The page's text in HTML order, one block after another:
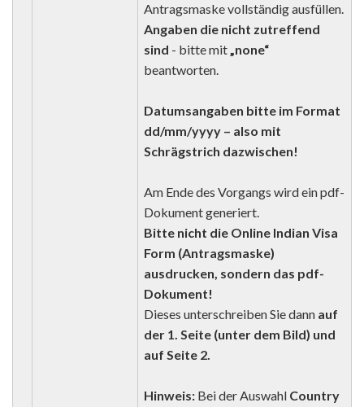
Antragsmaske vollständig ausfüllen.
Angaben die nicht zutreffend
sind - bitte mit„none“
beantworten.
Datumsangaben bitte im Format
dd/mm/yyyy – also mit
Schrägstrich dazwischen!
Am Ende des Vorgangs wird ein pdf-
Dokument generiert.
Bitte nicht die Online Indian Visa
Form (Antragsmaske)
ausdrucken, sondern das pdf-
Dokument!
Dieses unterschreiben Sie dann auf
der 1. Seite (unter dem Bild) und
auf Seite 2.
Hinweis: Bei der Auswahl Country